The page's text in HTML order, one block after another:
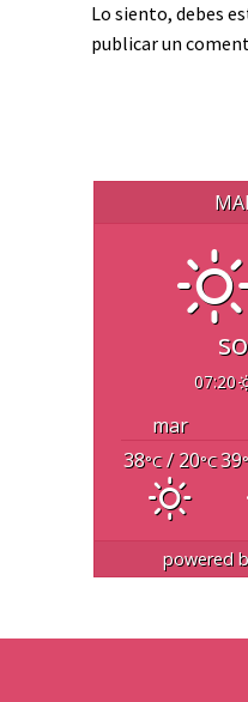
Lo siento, debes
publicar un
07:20
mar
38°C/ 20°C39
powered